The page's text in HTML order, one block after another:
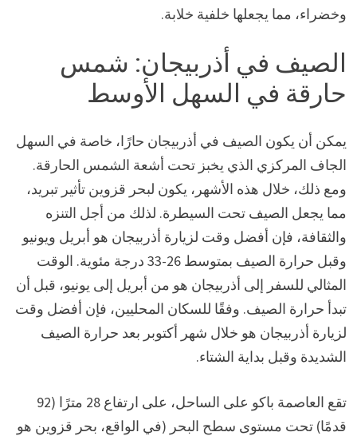
وخضراء، مما يجعلها خلفية خلابة.
الصيف في أذربيجان: شمس
حارقة في السهل الأوسط
يمكن أن يكون الصيف في أذربيجان حارًا، خاصة في السهل
الجاف المركزي الذي يخبز تحت أشعة الشمس الحارقة.
ومع ذلك، خلال هذه الأشهر، يكون لبحر قزوين تأثير تبريد،
مما يجعل الصيف تحت السيطرة. لذلك من أجل التنزه
والثقافة، فإن أفضل وقت لزيارة أذربيجان هو أبريل ويونيو
وقبل حرارة الصيف بمتوسط ​​26-33 درجة مئوية. الوقت
المثالي للسفر إلى أذربيجان هو من أبريل إلى يونيو، قبل أن
تبدأ حرارة الصيف. وفقًا للسكان المحليين، فإن أفضل وقت
لزيارة أذربيجان هو خلال شهر أكتوبر بعد حرارة الصيف
الشديدة وقبل بداية الشتاء.
تقع العاصمة باكو على الساحل، على ارتفاع 28 مترًا (92
قدمًا) تحت مستوى سطح البحر (في الواقع، بحر قزوين هو